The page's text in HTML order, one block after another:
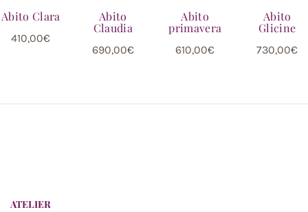
Abito Clara
410,00€
Abito
Claudia
690,00€
Abito
primavera
610,00€
Abito
Glicine
730,00€
ATELIER